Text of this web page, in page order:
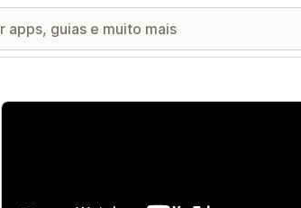
Galeria de imagens em destaque